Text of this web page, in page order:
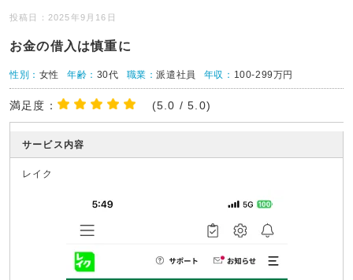
投稿日：2025年9月16日
お金の借入は慎重に
性別： 女性 年齢： 30代 職業：派遣社員 年収： 100-299万円
満足度： (5.0 / 5.0)
サービス内容
レイク